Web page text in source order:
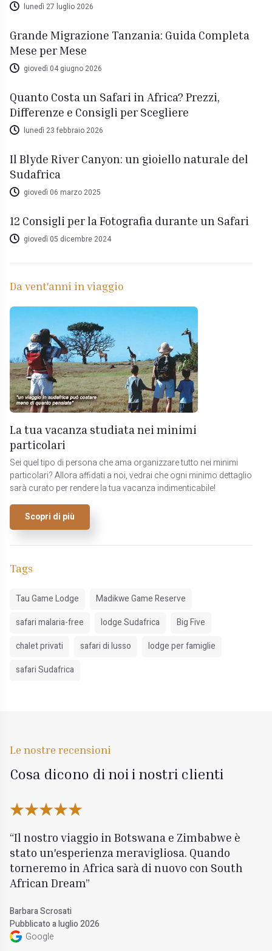
lunedì 27 luglio 2026
Grande Migrazione Tanzania: Guida Completa
Mese per Mese
giovedì 04 giugno 2026
Quanto Costa un Safari in Africa? Prezzi,
Differenze e Consigli per Scegliere
lunedì 23 febbraio 2026
Il Blyde River Canyon: un gioiello naturale del
Sudafrica
giovedì 06 marzo 2025
12 Consigli per la Fotografia durante un Safari
giovedì 05 dicembre 2024
Da vent'anni in viaggio
La tua vacanza studiata nei minimi
particolari
Sei quel tipo di persona che ama organizzare tutto nei minimi
particolari? Allora affidati a noi, vedrai che ogni minimo dettaglio
sarà curato per rendere la tua vacanza indimenticabile!
Scopri di più
Tags
Tau Game Lodge
Madikwe Game Reserve
safari malaria-free
lodge Sudafrica
Big Five
chalet privati
safari di lusso
lodge per famiglie
safari Sudafrica
Le nostre recensioni
Cosa dicono di noi i nostri clienti
Il nostro viaggio in Botswana e Zimbabwe è
stato un'esperienza meravigliosa. Quando
torneremo in Africa sarà di nuovo con South
African Dream
Barbara Scrosati
Pubblicato a luglio 2026
Google